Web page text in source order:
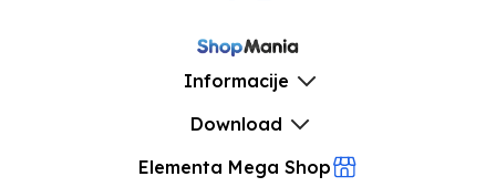
Informacije
Download
Elementa Mega Shop